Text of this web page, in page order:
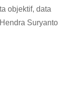
objektif, data
Suryanto